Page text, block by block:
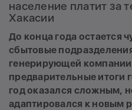
население платит за
Хакасии
До конца года остается
сбытовые
генерирующей
предварительные итоги
год оказался сложным,
адаптировался к новым